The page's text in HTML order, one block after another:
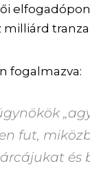
milliárd
fogalmazva:
„
fut,
és